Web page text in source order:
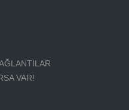
VAR!